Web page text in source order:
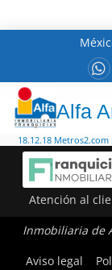
Alfa
18.12.18
Atención al
Inmobiliaria de
Aviso legal